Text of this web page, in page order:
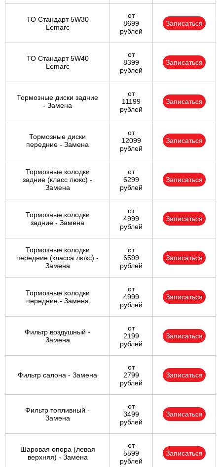
ТО Стандарт 5W30
Lemarc
от
8699
рублей
Записаться
ТО Стандарт 5W40
Lemarc
от
8399
рублей
Записаться
Тормозные диски задние
- Замена
от
11199
рублей
Записаться
Тормозные диски
передние - Замена
от
12099
рублей
Записаться
Тормозные колодки
задние (класс люкс) -
Замена
от
6299
рублей
Записаться
Тормозные колодки
задние - Замена
от
4999
рублей
Записаться
Тормозные колодки
передние (класса люкс) -
Замена
от
6599
рублей
Записаться
Тормозные колодки
передние - Замена
от
4999
рублей
Записаться
Фильтр воздушный -
Замена
от
2199
рублей
Записаться
Фильтр салона - Замена
от
2799
рублей
Записаться
Фильтр топливный -
Замена
от
3499
рублей
Записаться
Шаровая опора (левая
верхняя) - Замена
от
5599
рублей
Записаться